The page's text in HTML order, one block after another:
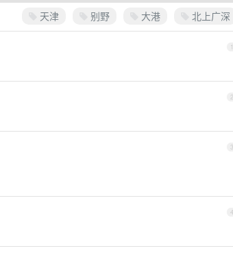
天津 别野 大港 北上广深
1
2
3
4